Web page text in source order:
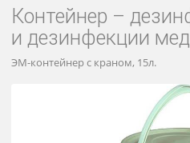
Контейнер –
и дезинфекции
ЭМ-контейнер с краном, 15л.